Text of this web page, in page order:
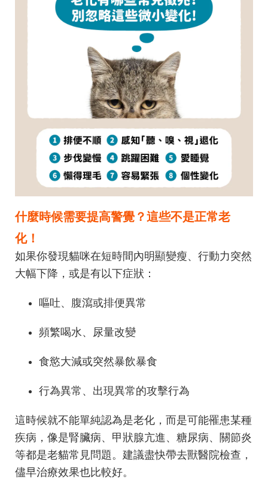
什麼時候需要提高警覺？這些不是正常老
化！
如果你發現貓咪在短時間內明顯變瘦、行動力突然
大幅下降，或是有以下症狀：
嘔吐、腹瀉或排便異常
頻繁喝水、尿量改變
食慾大減或突然暴飲暴食
行為異常、出現異常的攻擊行為
這時候就不能單純認為是老化，而是可能罹患某種
疾病，像是腎臟病、甲狀腺亢進、糖尿病、關節炎
等都是老貓常見問題。建議盡快帶去獸醫院檢查，
儘早治療效果也比較好。